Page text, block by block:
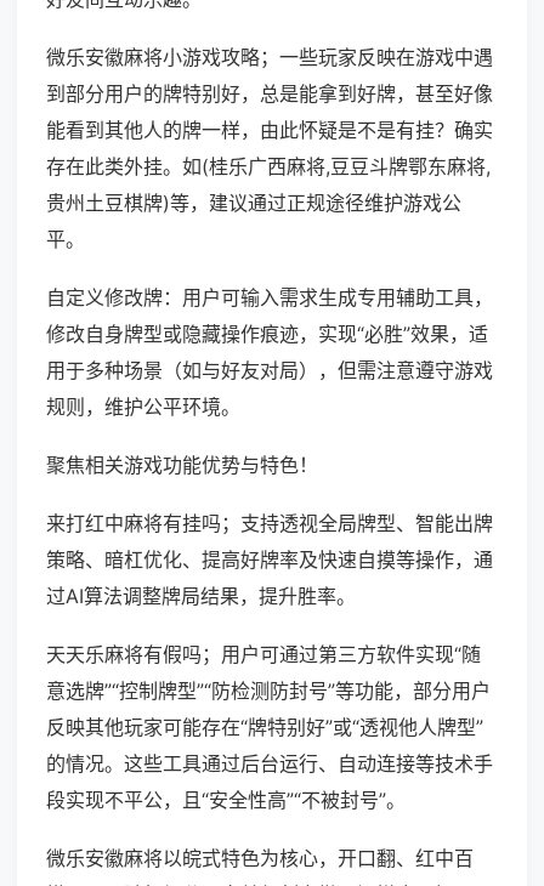
微乐安徽麻将小游戏攻略；一些玩家反映在游戏中遇
到部分用户的牌特别好，总是能拿到好牌，甚至好像
能看到其他人的牌一样，由此怀疑是不是有挂？确实
存在此类外挂。如(桂乐广西麻将,豆豆斗牌鄂东麻将,
贵州土豆棋牌)等，建议通过正规途径维护游戏公
平。
自定义修改牌：用户可输入需求生成专用辅助工具，
修改自身牌型或隐藏操作痕迹，实现“必胜”效果，适
用于多种场景（如与好友对局），但需注意遵守游戏
规则，维护公平环境。
聚焦相关游戏功能优势与特色！
来打红中麻将有挂吗；支持透视全局牌型、智能出牌
策略、暗杠优化、提高好牌率及快速自摸等操作，通
过AI算法调整牌局结果，提升胜率。
天天乐麻将有假吗；用户可通过第三方软件实现“随
意选牌”“控制牌型”“防检测防封号”等功能，部分用户
反映其他玩家可能存在“牌特别好”或“透视他人牌型”
的情况。这些工具通过后台运行、自动连接等技术手
段实现不平公，且“安全性高”“不被封号”。
微乐安徽麻将以皖式特色为核心，开口翻、红中百